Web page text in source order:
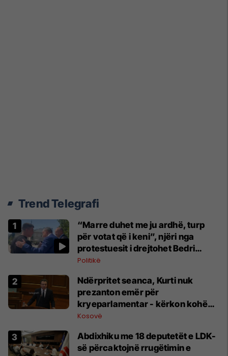
Trend Telegrafi
“Marre duhet me ju ardhë, turp
për votat që i keni”, njëri nga
protestuesit i drejtohet Bedri
Hamzës
Politikë
Ndërpritet seanca, Kurti nuk
prezanton emër për
kryeparlamentar - kërkon kohë
shtesë për marrëveshje politike
Kosovë
Abdixhiku me 18 deputetët e LDK-
së përcaktojnë rrugëtimin e